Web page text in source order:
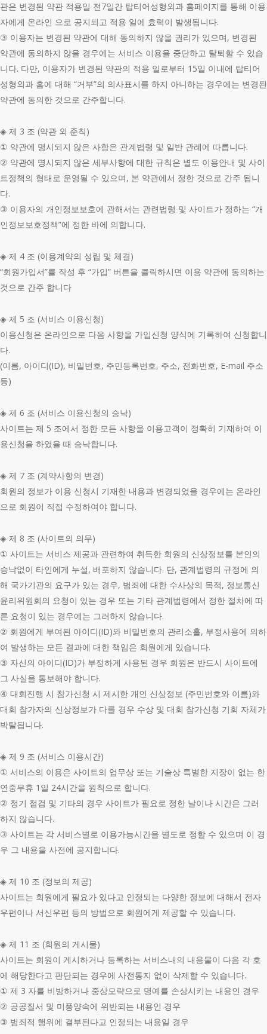
관은 변경된 약관 적용일 전7일간 탑티어성형외과 홈페이지를 통해 이용
자에게 온라인 으로 공지되고 적용 일에 효력이 발생됩니다.
③ 이용자는 변경된 약관에 대해 동의하지 않을 권리가 있으며, 변경된
약관에 동의하지 않을 경우에는 서비스 이용을 중단하고 탈퇴할 수 있습
니다. 다만, 이용자가 변경된 약관의 적용 일로부터 15일 이내에 탑티어
성형외과 홈에 대해 “거부”의 의사표시를 하지 아니하는 경우에는 변경된
약관에 동의한 것으로 간주합니다.
◈ 제 3 조 (약관 외 준칙)
① 약관에 명시되지 않은 사항은 관계법령 및 일반 관례에 따릅니다.
② 약관에 명시되지 않은 세부사항에 대한 규칙은 별도 이용안내 및 사이
트정책의 형태로 운영될 수 있으며, 본 약관에서 정한 것으로 간주 됩니
다.
③ 이용자의 개인정보보호에 관해서는 관련법령 및 사이트가 정하는 “개
인정보보호정책”에 정한 바에 의합니다.
◈ 제 4 조 (이용계약의 성립 및 체결)
“회원가입서”를 작성 후 “가입” 버튼을 클릭하시면 이용 약관에 동의하는
것으로 간주 합니다
◈ 제 5 조 (서비스 이용신청)
이용신청은 온라인으로 다음 사항을 가입신청 양식에 기록하여 신청합니
다.
(이름, 아이디(ID), 비밀번호, 주민등록번호, 주소, 전화번호, E-mail 주소
등)
◈ 제 6 조 (서비스 이용신청의 승낙)
사이트는 제 5 조에서 정한 모든 사항을 이용고객이 정확히 기재하여 이
용신청을 하였을 때 승낙합니다.
◈ 제 7 조 (계약사항의 변경)
회원의 정보가 이용 신청시 기재한 내용과 변경되었을 경우에는 온라인
으로 회원이 직접 수정하여야 합니다.
◈ 제 8 조 (사이트의 의무)
① 사이트는 서비스 제공과 관련하여 취득한 회원의 신상정보를 본인의
승낙없이 타인에게 누설, 배포하지 않습니다. 단, 관계법령의 규정에 의
해 국가기관의 요구가 있는 경우, 범죄에 대한 수사상의 목적, 정보통신
윤리위원회의 요청이 있는 경우 또는 기타 관계법령에서 정한 절차에 따
른 요청이 있는 경우에는 그러하지 않습니다.
② 회원에게 부여된 아이디(ID)와 비밀번호의 관리소홀, 부정사용에 의하
여 발생하는 모든 결과에 대한 책임은 회원에게 있습니다.
③ 자신의 아이디(ID)가 부정하게 사용된 경우 회원은 반드시 사이트에
그 사실을 통보해야 합니다.
④ 대회진행 시 참가신청 시 제시한 개인 신상정보 (주민번호와 이름)와
대회 참가자의 신상정보가 다를 경우 수상 및 대회 참가신청 기회 자체가
박탈됩니다.
◈ 제 9 조 (서비스 이용시간)
① 서비스의 이용은 사이트의 업무상 또는 기술상 특별한 지장이 없는 한
연중무휴 1일 24시간을 원칙으로 합니다.
② 정기 점검 및 기타의 경우 사이트가 필요로 정한 날이나 시간은 그러
하지 않습니다.
③ 사이트는 각 서비스별로 이용가능시간을 별도로 정할 수 있으며 이 경
우 그 내용을 사전에 공지합니다.
◈ 제 10 조 (정보의 제공)
사이트는 회원에게 필요가 있다고 인정되는 다양한 정보에 대해서 전자
우편이나 서신우편 등의 방법으로 회원에게 제공할 수 있습니다.
◈ 제 11 조 (회원의 게시물)
사이트는 회원이 게시하거나 등록하는 서비스내의 내용물이 다음 각 호
에 해당한다고 판단되는 경우에 사전통지 없이 삭제할 수 있습니다.
① 제 3 자를 비방하거나 중상모략으로 명예를 손상시키는 내용인 경우
② 공공질서 및 미풍양속에 위반되는 내용인 경우
③ 범죄적 행위에 결부된다고 인정되는 내용일 경우